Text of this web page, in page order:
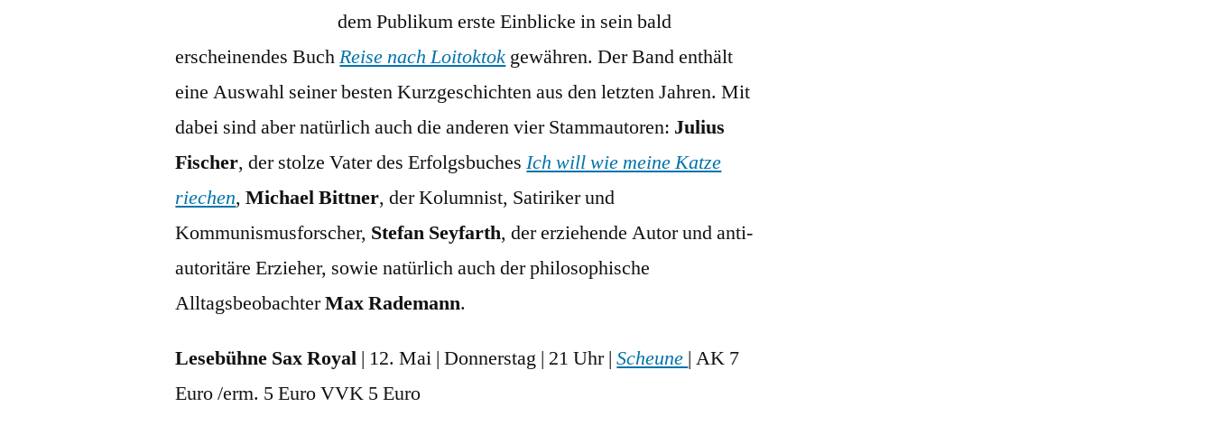
Scheune
dem Publikum erste Einblicke in sein bald
erscheinendes BuchReise nach Loitoktok gewähren. Der Band enthält
eine Auswahl seiner besten Kurzgeschichten aus den letzten Jahren. Mit
dabei sind aber natürlich auch die anderen vier Stammautoren: Julius
Fischer, der stolze Vater des ErfolgsbuchesIch will wie meine Katze
riechen,Michael Bittner, der Kolumnist, Satiriker und
Kommunismusforscher, Stefan Seyfarth, der erziehende Autor und anti-
autoritäre Erzieher, sowie natürlich auch der philosophische
AlltagsbeobachterMax Rademann.
Lesebühne Sax Royal | 12. Mai | Donnerstag | 21 Uhr |Scheune | AK 7
Euro /erm. 5 Euro VVK 5 Euro